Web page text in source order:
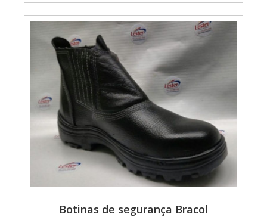
Botinas de segurança Bracol